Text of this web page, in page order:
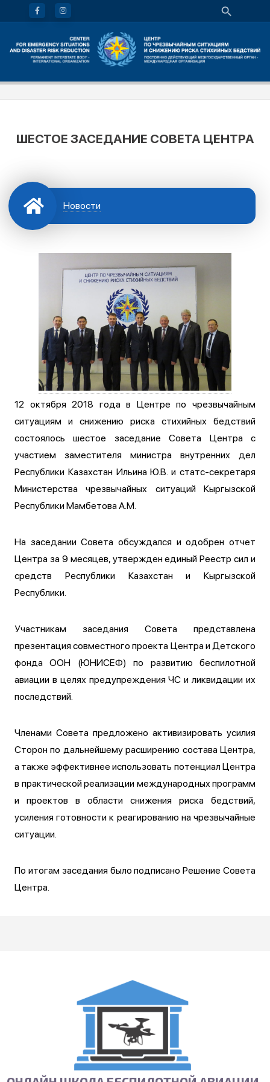
ШЕСТОЕ ЗАСЕДАНИЕ СОВЕТА ЦЕНТРА
Новости
12 октября 2018 года в Центре по чрезвычайным
ситуациям и снижению риска стихийных бедствий
состоялось шестое заседание Совета Центра с
участием заместителя министра внутренних дел
Республики Казахстан Ильина Ю.В. и статс-секретаря
Министерства чрезвычайных ситуаций Кыргызской
Республики Мамбетова А.М.
На заседании Совета обсуждался и одобрен отчет
Центра за 9 месяцев, утвержден единый Реестр сил и
средств Республики Казахстан и Кыргызской
Республики.
Участникам заседания Совета представлена
презентация совместного проекта Центра и Детского
фонда ООН (ЮНИСЕФ) по развитию беспилотной
авиации в целях предупреждения ЧС и ликвидации их
последствий.
Членами Совета предложено активизировать усилия
Сторон по дальнейшему расширению состава Центра,
а также эффективнее использовать потенциал Центра
в практической реализации международных программ
и проектов в области снижения риска бедствий,
усиления готовности к реагированию на чрезвычайные
ситуации.
По итогам заседания было подписано Решение Совета
Центра.